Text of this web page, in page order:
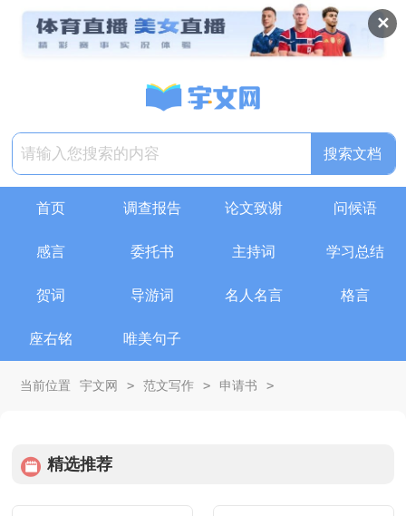
✕
搜索文档
首页 调查报告 论文致谢 问候语
感言 委托书 主持词 学习总结
贺词 导游词 名人名言 格言
座右铭 唯美句子
当前位置 宇文网 > 范文写作 > 申请书 >
精选推荐